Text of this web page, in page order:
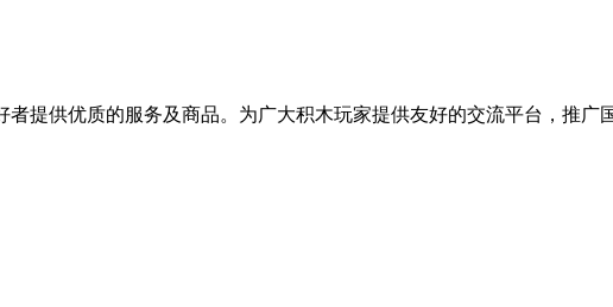
提供优质的服务及商品。为广大积木玩家提供友好的交流平台，推广